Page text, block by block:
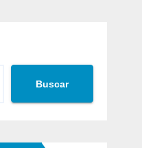
Buscar